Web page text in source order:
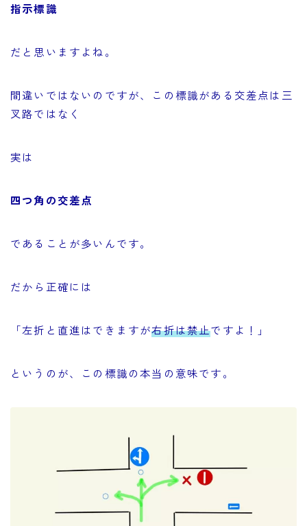
指示標識
だと思いますよね。
間違いではないのですが、この標識がある交差点は三
叉路ではなく
実は
四つ角の交差点
であることが多いんです。
だから正確には
「左折と直進はできますが右折は禁止ですよ！」
というのが、この標識の本当の意味です。